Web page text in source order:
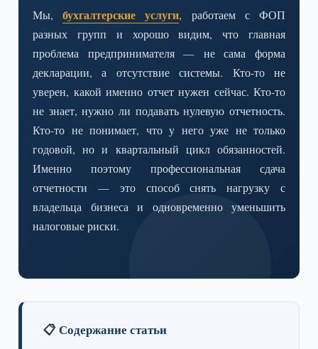
Мы,бухгалтерские услуги, работаем с ФОП
разных групп и хорошо видим, что главная
проблема предпринимателя — не сама форма
декларации, а отсутствие системы. Кто-то не
уверен, какой именно отчет нужен сейчас. Кто-то
не знает, нужно ли подавать нулевую отчетность.
Кто-то не понимает, что у него уже не только
годовой, но и квартальный цикл обязанностей.
Именно поэтому профессиональная сдача
отчетности — это способ снять нагрузку с
владельца бизнеса и одновременно уменьшить
налоговые риски.
📋 Содержание статьи